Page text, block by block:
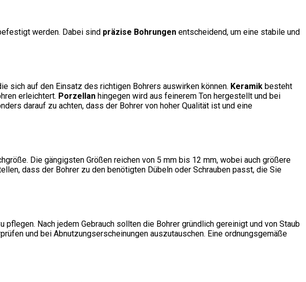
werden. Dabei sind präzise Bohrungen entscheidend, um eine stabile und
sich auf den Einsatz des richtigen Bohrers auswirken können. Keramik besteht
erleichtert. Porzellan hingegen wird aus feinerem Ton hergestellt und bei
darauf zu achten, dass der Bohrer von hoher Qualität ist und eine
Die gängigsten Größen reichen von 5 mm bis 12 mm, wobei auch größere
dass der Bohrer zu den benötigten Dübeln oder Schrauben passt, die Sie
Nach jedem Gebrauch sollten die Bohrer gründlich gereinigt und von Staub
und bei Abnutzungserscheinungen auszutauschen. Eine ordnungsgemäße